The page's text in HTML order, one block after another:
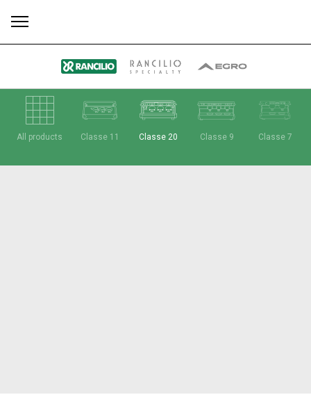
All products Classe 11 Classe 20 Classe 9 Classe 7
Todos Produtos Notícias Descarregar Mais